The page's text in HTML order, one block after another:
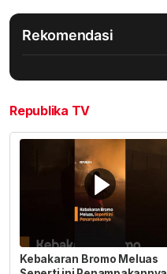
Rekomendasi
Republika TV
Kebakaran Bromo Meluas